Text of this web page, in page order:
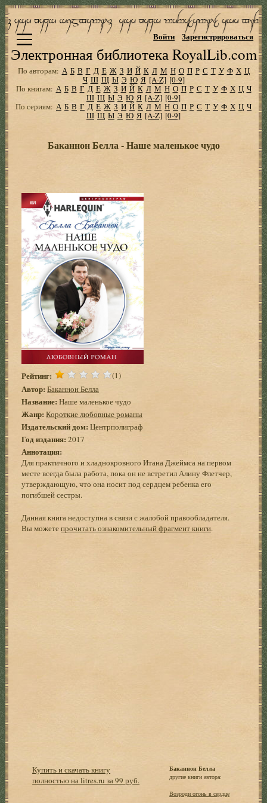
Электронная библиотека RoyalLib.com
Войти Зарегистрироваться
По авторам: А Б В Г Д Е Ж З И Й К Л М Н О П Р С Т У Ф Х Ц
Ч Ш Щ Ы Э Ю Я [A-Z] [0-9]
По книгам: А Б В Г Д Е Ж З И Й К Л М Н О П Р С Т У Ф Х Ц Ч
Ш Щ Ы Э Ю Я [A-Z] [0-9]
По сериям: А Б В Г Д Е Ж З И Й К Л М Н О П Р С Т У Ф Х Ц Ч
Ш Щ Ы Э Ю Я [A-Z] [0-9]
Баканнон Белла - Наше маленькое чудо
Рейтинг: (1)
Автор: Баканнон Белла
Название: Наше маленькое чудо
Жанр: Короткие любовные романы
Издательский дом: Центрполиграф
Год издания: 2017
Аннотация:
Для практичного и хладнокровного Итана Джеймса на первом
месте всегда была работа, пока он не встретил Алину Флетчер,
утверждающую, что она носит под сердцем ребенка его
погибшей сестры.
Данная книга недоступна в связи с жалобой правообладателя.
Вы можетепрочитать ознакомительный фрагмент книги.
Купить и скачать книгу
полностью на litres.ru за 99 руб.
Баканнон Белла
другие книги автора:
Возроди огонь в сердце